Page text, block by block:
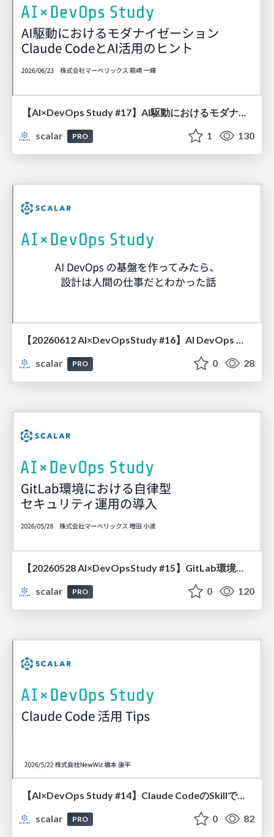
【AI×DevOps Study #17】AI駆動におけるモダナイゼーション by Claude CodeとAI活用のヒント
scalar
PRO 1 130
【20260612 AI×DevOpsStudy #16】AI DevOps の基盤を作ってみたら、設計は人間の仕事だとわかった話
scalar
PRO 0 28
【20260528 AI×DevOpsStudy #15】GitLab環境で脆弱性の検知からAIによる修正（MR作成）、チャット通知までを自動化する仕組み
scalar
PRO 0 120
【AI×DevOps Study #14】Claude CodeのSkillで開発体験を変える話
scalar
PRO 0 82